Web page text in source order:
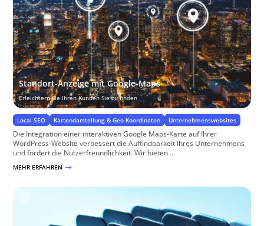
Standort-Anzeige mit Google-Maps
Erleichtern Sie Ihren Kunden Sie zu finden
Local SEO Kartendarstellung & Geo-Koordinaten Unternehmenswebsites
Die Integration einer interaktiven Google Maps-Karte auf Ihrer
WordPress-Website verbessert die Auffindbarkeit Ihres Unternehmens
und fördert die Nutzerfreundlichkeit. Wir bieten ...
MEHR ERFAHREN $